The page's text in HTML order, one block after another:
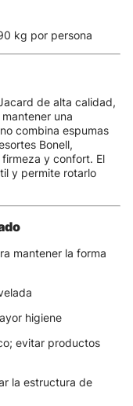
kg por persona
de alta calidad,
una
combina espumas
Bonell,
y confort. El
y permite rotarlo
mantener la forma
higiene
evitar productos
la estructura de